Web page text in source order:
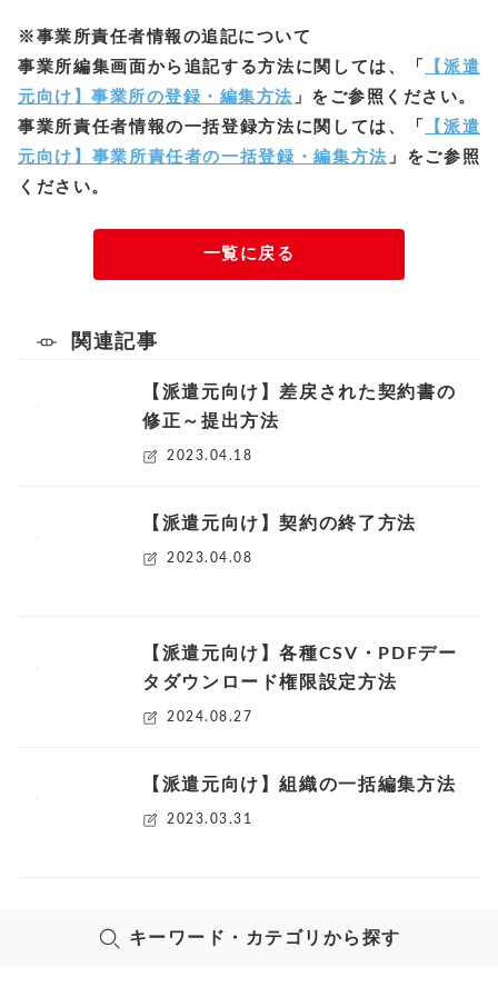
※事業所責任者情報の追記について
事業所編集画面から追記する方法に関しては、「
【派遣
元向け】事業所の登録・編集方法 」をご参照ください。
事業所責任者情報の一括登録方法に関しては、「
【派遣
元向け】事業所責任者の一括登録・編集方法 」をご参照
ください。
一覧に戻る
関連記事
【派遣元向け】差戻された契約書の
修正～提出方法
2023.04.18
【派遣元向け】契約の終了方法
2023.04.08
【派遣元向け】各種CSV・PDFデー
タダウンロード権限設定方法
2024.08.27
【派遣元向け】組織の一括編集方法
2023.03.31
キーワード・カテゴリから探す